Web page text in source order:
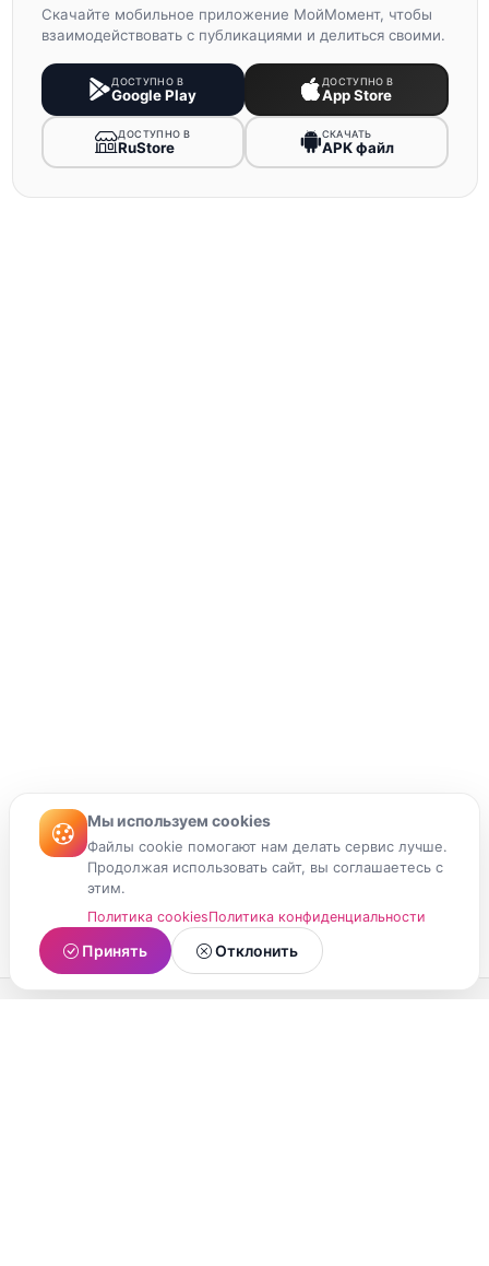
Скачайте мобильное приложение МойМомент, чтобы
взаимодействовать с публикациями и делиться своими.
ДОСТУПНО В
Google Play
ДОСТУПНО В
App Store
ДОСТУПНО В
RuStore
СКАЧАТЬ
APK файл
Мы используем cookies
Файлы cookie помогают нам делать сервис лучше.
Продолжая использовать сайт, вы соглашаетесь с
этим.
Политика cookiesПолитика конфиденциальности
Принять Отклонить